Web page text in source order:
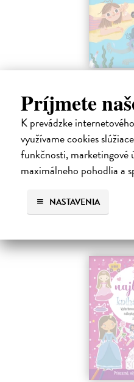
Príjmete
K prevádzke
využívame cookies
funkčnosti, marketingové
maximálneho pohodlia a
NASTAVENIA
Hlušíková Marta
| Kniha
Dovolenka na Kréte je niekedy
Anabela pri mori spoznávajú
usušenú jaštericu, zaujmú ich
zahrabaní…
Na sklade ?
14,95 € ?